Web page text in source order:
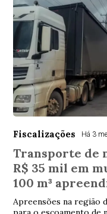
Fiscalizações Há 3
Transporte de
R$ 35 mil em
100 m³
Apreensões na região